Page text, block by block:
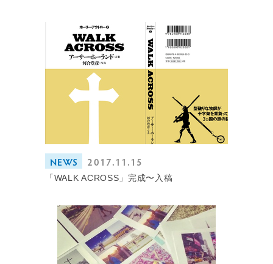
NEWS
2017.11.15
「WALK ACROSS」完成〜入稿